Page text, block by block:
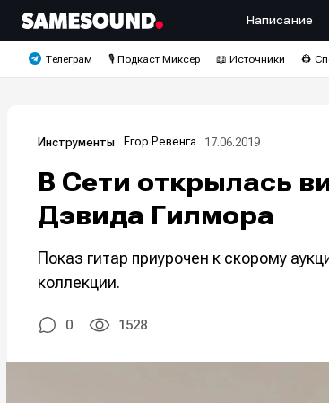
Написание
Телеграм 🎙️ Подкаст Миксер 📖 Источники 👷
Инструменты Егор Ревенга 17.06.2019
В Сети открылась
Дэвида Гилмора
Показ гитар приурочен к скорому
коллекции.
0 1528